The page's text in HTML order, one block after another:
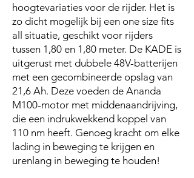
hoogtevariaties voor de rijder. Het is
zo dicht mogelijk bij een one size fits
all situatie, geschikt voor rijders
tussen 1,80 en 1,80 meter. De KADE is
uitgerust met dubbele 48V-batterijen
met een gecombineerde opslag van
21,6 Ah. Deze voeden de Ananda
M100-motor met middenaandrijving,
die een indrukwekkend koppel van
110 nm heeft. Genoeg kracht om elke
lading in beweging te krijgen en
urenlang in beweging te houden!